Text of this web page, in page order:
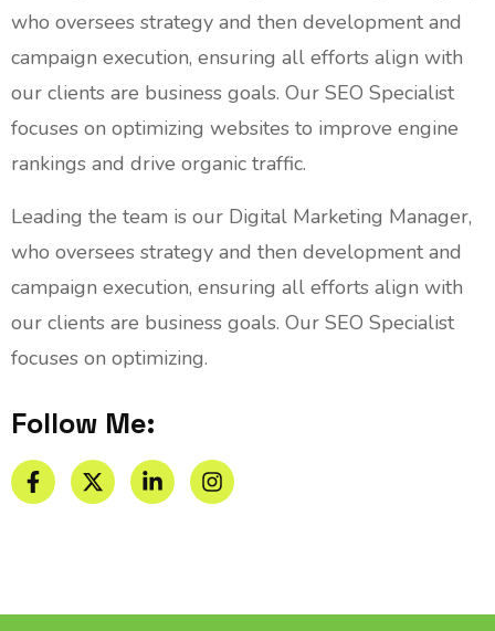
who oversees strategy and then development and
campaign execution, ensuring all efforts align with
our clients are business goals. Our SEO Specialist
focuses on optimizing websites to improve engine
rankings and drive organic traffic.
Leading the team is our Digital Marketing Manager,
who oversees strategy and then development and
campaign execution, ensuring all efforts align with
our clients are business goals. Our SEO Specialist
focuses on optimizing.
Follow Me: